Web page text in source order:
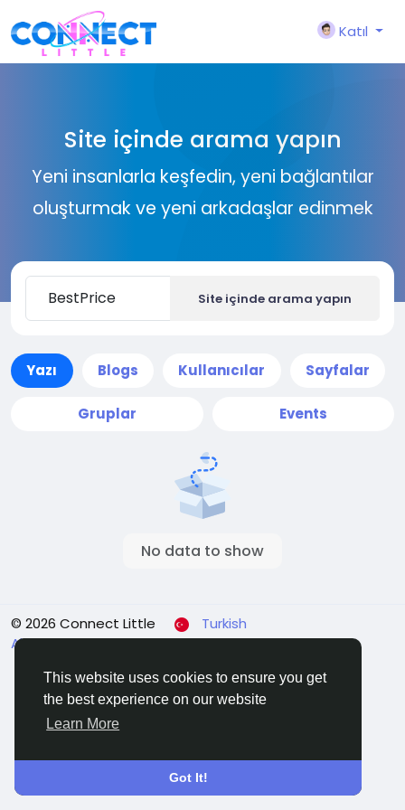
This website uses cookies to ensure you get
the best experience on our website
Learn More
Got It!
Katıl
Site içinde arama yapın
Yeni insanlarla keşfedin, yeni bağlantılar
oluşturmak ve yeni arkadaşlar edinmek
Site içinde arama yapın
Yazı Blogs Kullanıcılar Sayfalar
Gruplar Events
No data to show
© 2026 Connect Little
Turkish
About Koşullar Gizlilik Contact Us Rehber